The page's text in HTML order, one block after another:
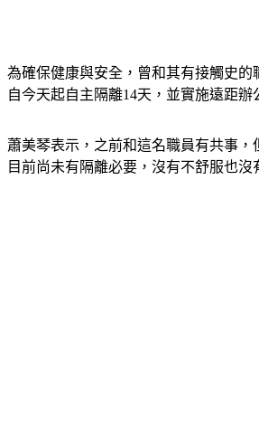
為確保健康與安全，曾和其有接觸史的
自今天起自主隔離14天，並實施遠距辦
蕭美琴表示，之前和這名職員有共事，
目前尚未有隔離必要，沒有不舒服也沒